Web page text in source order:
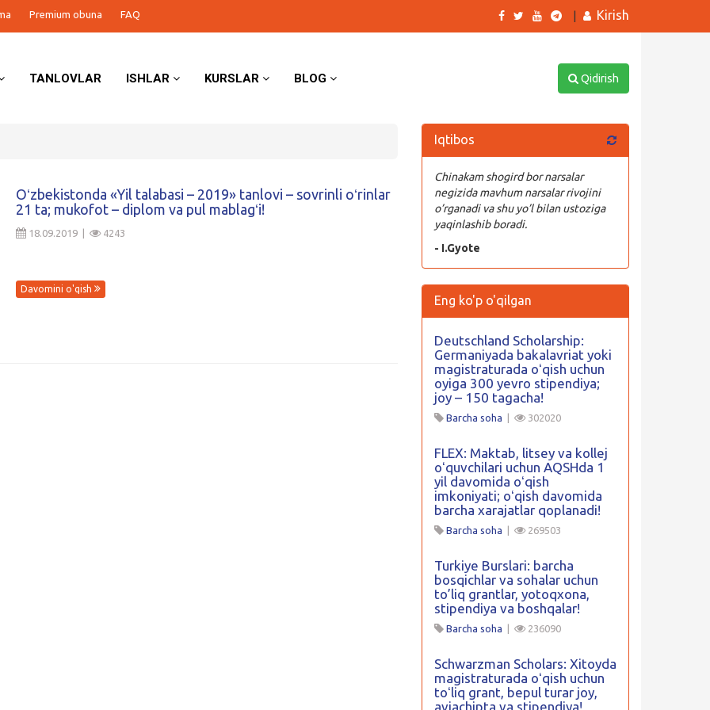
Premium obuna FAQ Kirish
TANLOVLAR ISHLAR KURSLAR BLOG Qidirish
Oʻzbekistonda «Yil talabasi – 2019» tanlovi – sovrinli oʻrinlar
21 ta; mukofot – diplom va pul mablagʻi!
18.09.2019 | 4243
Davomini o'qish
Iqtibos
Chinakam shogird bor narsalar
negizida mavhum narsalar rivojini
o’rganadi va shu yo’l bilan ustoziga
yaqinlashib boradi.
- I.Gyote
Eng ko'p o'qilgan
Deutschland Scholarship:
Germaniyada bakalavriat yoki
magistraturada oʻqish uchun
oyiga 300 yevro stipendiya;
joy – 150 tagacha!
Barcha soha 302020
FLEX: Maktab, litsey va kollej
oʻquvchilari uchun AQSHda 1
yil davomida oʻqish
imkoniyati; oʻqish davomida
barcha xarajatlar qoplanadi!
Barcha soha 269503
Turkiye Burslari: barcha
bosqichlar va sohalar uchun
to’liq grantlar, yotoqxona,
stipendiya va boshqalar!
Barcha soha 236090
Schwarzman Scholars: Xitoyda
magistraturada oʻqish uchun
toʻliq grant, bepul turar joy,
aviachipta va stipendiya!